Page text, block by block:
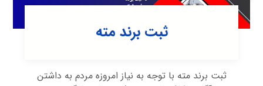
ثبت برند مته
ثبت برند مته با توجه به نیاز امروزه مردم به داشتن